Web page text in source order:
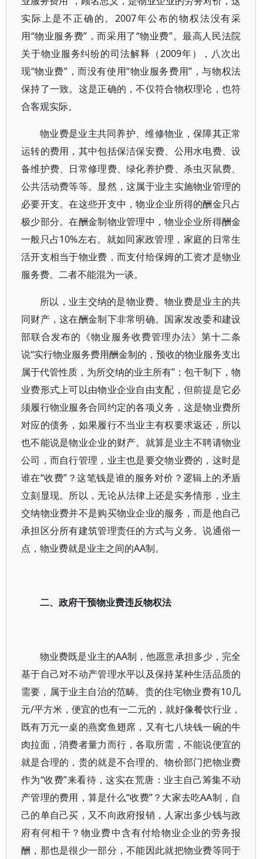
实际上是不正确的。2007年公布的物权法没有采
用“物业服务费”，而采用了“物业费”。最高人民法院
关于物业服务纠纷的司法解释（2009年），八次出
现“物业费”，而没有使用“物业服务费用”，与物权法
保持了一致。这是正确的，不仅符合物权理论，也符
合客观实际。
物业费是业主共同养护、维修物业，保障其正常
运转的费用，其中包括保洁保安费、公用水电费、设
备维护费、日常修理费、绿化养护费、杀虫灭鼠费、
公共活动费等等。显然，这属于业主实施物业管理的
必要开支。在这些开支中，物业企业所得的酬金只占
极少部分。在酬金制物业管理中，物业企业所得酬金
一般只占10%左右。就如同家政管理，家庭的日常生
活开支相当于物业费，而支付给保姆的工资才是物业
服务费。二者不能混为一谈。
所以，业主交纳的是物业费。物业费是业主的共
同财产，这在酬金制下非常明确。国家发改委和建设
部联合发布的《物业服务收费管理办法》第十二条
说“实行物业服务费用酬金制的，预收的物业服务支出
属于代管性质，为所交纳的业主所有”；包干制下，物
业费形式上可以由物业企业自由支配，但前提是它必
须履行物业服务合同约定的各项义务，这是物业费所
对应的债务，如果履行不当业主有权要求返还，所以
也不能说是物业企业的财产。就算是业主不聘请物业
公司，而自行管理，业主也是要交物业费的，这时是
谁在“收费”？这笔钱是谁的服务对价？逻辑上的矛盾
立刻显现。所以，无论从法律上还是实务情形，业主
交纳物业费并不是购买物业企业的服务，而是他自己
承担区分所有建筑管理责任的方式与义务。说通俗一
点，物业费就是业主之间的AA制。
二、政府干预物业费违反物权法
物业费既是业主的AA制，他愿意承担多少，完全
基于自己对不动产管理水平以及保持某种生活品质的
需要，属于业主自治的范畴。贵的住宅物业费有10几
元/平方米，便宜的也有一二元的，就好像餐饮行业，
既有万元一桌的燕窝鱼翅席，又有七八块钱一碗的牛
肉拉面，消费者量力而行，各取所需，不能说便宜的
就是合理的，贵的就是不合理的。物价部门把物业费
作为“收费”来看待，这实在荒唐：业主自己筹集不动
产管理的费用，算是什么“收费”？大家去吃AA制，自
己的单自己买，又不向政府报销，人家出多少钱与政
府有何相干？物业费中含有付给物业企业的劳务报
酬，那也是很少一部分，不能因此就把物业费等同于